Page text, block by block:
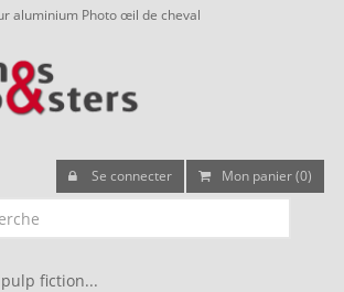
aluminium Photo œil de cheval
Se connecter Mon panier (0)
fiction...